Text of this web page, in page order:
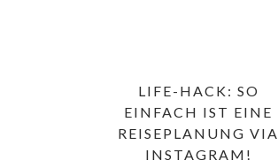
LIFE-HACK: SO
EINFACH IST EINE
REISEPLANUNG VIA
INSTAGRAM!